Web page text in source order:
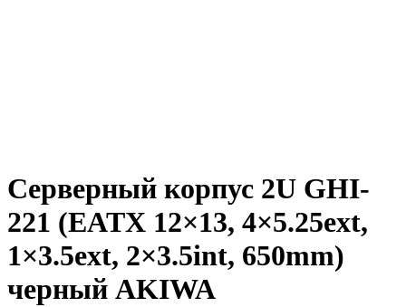
Серверный корпус 2U GHI-
221 (EATX 12×13, 4×5.25ext,
1×3.5ext, 2×3.5int, 650mm)
черный AKIWA